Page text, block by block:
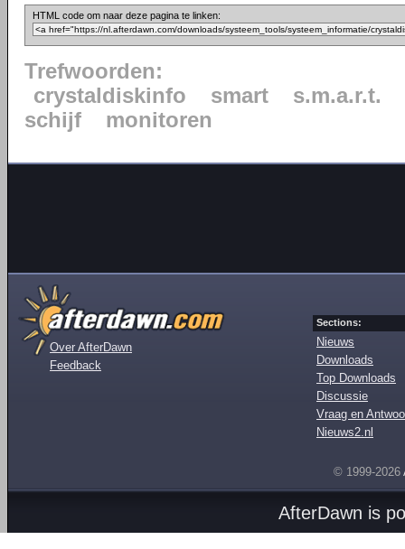
HTML code om naar deze pagina te linken:
Trefwoorden:
crystaldiskinfo
smart
s.m.a.r.t.
schijf
monitoren
Over AfterDawn
Feedback
Sections:
Nieuws
Downloads
Top Downloads
Discussie
Vraag en
Nieuws2.nl
© 1999-2026
AfterDawn is